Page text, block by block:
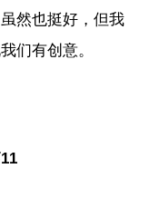
然也挺好，但我
们有创意。